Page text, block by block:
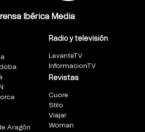
Ibérica Media
Aragón
Radio y televisión
LevanteTV
InformacionTV
Revistas
Cuore
Stilo
Viajar
Woman